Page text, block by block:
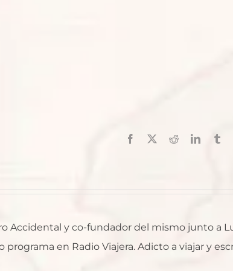
Facebook RedditLinkedIn
Accidental y co-fundador del mismo junto a
en Radio Viajera. Adicto a viajar y